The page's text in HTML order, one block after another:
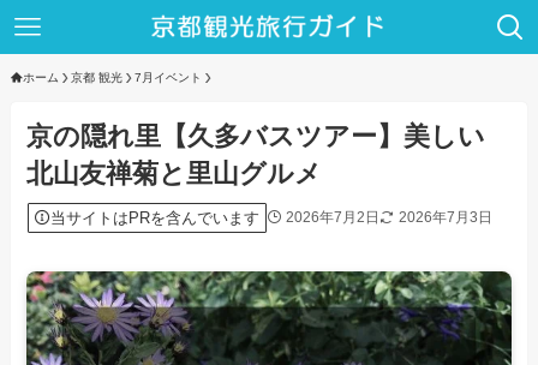
ホーム 京都 観光 7月イベント
京の隠れ里【久多バスツアー】美しい
北山友禅菊と里山グルメ
当サイトはPRを含んでいます 2026年7月2日 2026年7月3日